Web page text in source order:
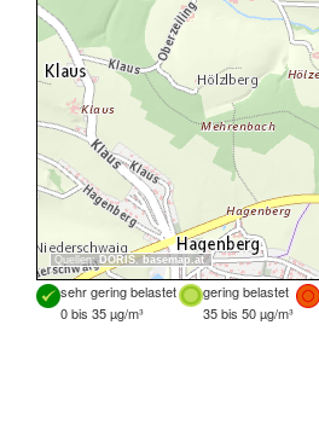
Quellen: DORIS,basemap.at
sehr gering belastet gering belastet
0 bis 35 µg/m³
35 bis 50 µg/m³